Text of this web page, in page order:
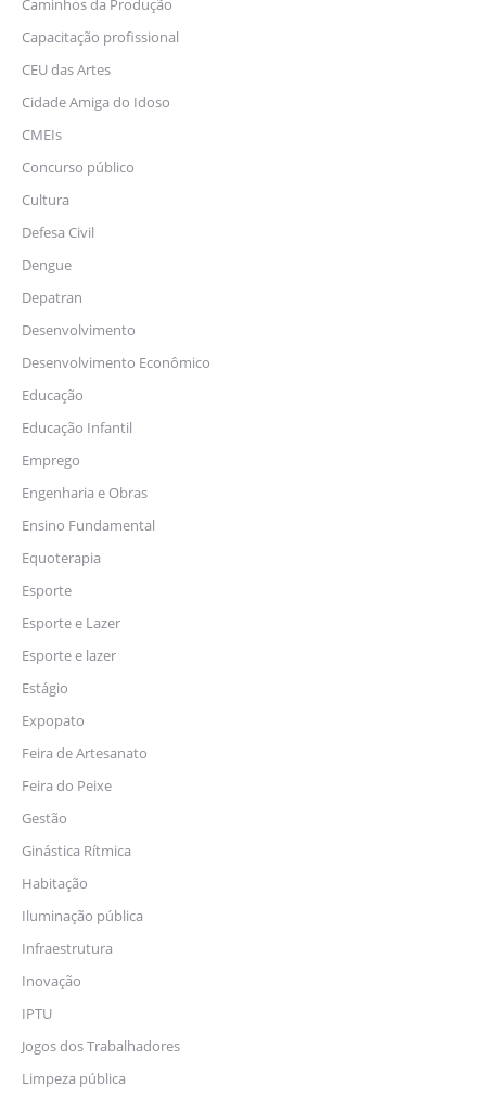
Caminhos da Produção
Capacitação profissional
CEU das Artes
Cidade Amiga do Idoso
CMEIs
Concurso público
Cultura
Defesa Civil
Dengue
Depatran
Desenvolvimento
Desenvolvimento Econômico
Educação
Educação Infantil
Emprego
Engenharia e Obras
Ensino Fundamental
Equoterapia
Esporte
Esporte e Lazer
Esporte e lazer
Estágio
Expopato
Feira de Artesanato
Feira do Peixe
Gestão
Ginástica Rítmica
Habitação
Iluminação pública
Infraestrutura
Inovação
IPTU
Jogos dos Trabalhadores
Limpeza pública